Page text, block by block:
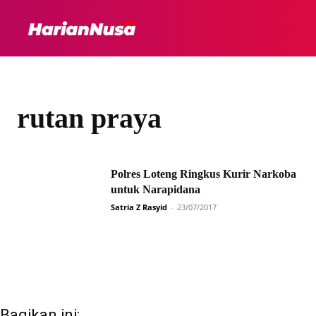
rutan praya
Polres Loteng Ringkus Kurir Narkoba
untuk Narapidana
Satria Z Rasyid - 23/07/2017